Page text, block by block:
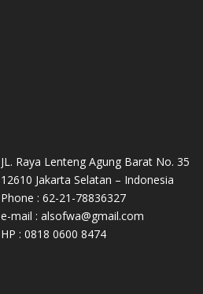
JL. Raya Lenteng Agung Barat No. 35
12610 Jakarta Selatan – Indonesia
Phone : 62-21-78836327
e-mail : alsofwa@gmail.com
HP : 0818 0600 8474